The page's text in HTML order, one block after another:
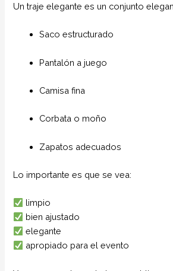
Un traje elegante es un conjunto
Saco estructurado
Pantalón a juego
Camisa fina
Corbata o moño
Zapatos adecuados
Lo importante es que se vea:
limpio
bien ajustado
elegante
apropiado para el evento